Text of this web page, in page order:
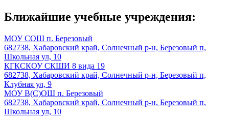
Ближайшие учебные учреждения:
МОУ СОШ п. Березовый
682738, Хабаровский край, Солнечный р-н, Березовый п,
Школьная ул, 10
КГКСКОУ СКШИ 8 вида 19
682738, Хабаровский край, Солнечный р-н, Березовый п,
Клубная ул, 9
МОУ В(С)ОШ п. Березовый
682738, Хабаровский край, Солнечный р-н, Березовый п,
Школьная ул, 10